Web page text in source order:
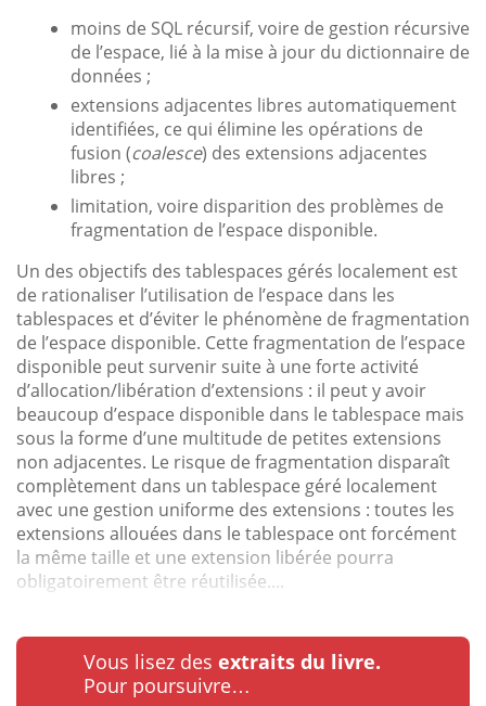
moins de SQL récursif, voire de gestion récursive
de l’espace, lié à la mise à jour du dictionnaire de
données ;
extensions adjacentes libres automatiquement
identifiées, ce qui élimine les opérations de
fusion (coalesce) des extensions adjacentes
libres ;
limitation, voire disparition des problèmes de
fragmentation de l’espace disponible.
Un des objectifs des tablespaces gérés localement est
de rationaliser l’utilisation de l’espace dans les
tablespaces et d’éviter le phénomène de fragmentation
de l’espace disponible. Cette fragmentation de l’espace
disponible peut survenir suite à une forte activité
d’allocation/libération d’extensions : il peut y avoir
beaucoup d’espace disponible dans le tablespace mais
sous la forme d’une multitude de petites extensions
non adjacentes. Le risque de fragmentation disparaît
complètement dans un tablespace géré localement
avec une gestion uniforme des extensions : toutes les
extensions allouées dans le tablespace ont forcément
la même taille et une extension libérée pourra
obligatoirement être réutilisée....
Vous lisez des extraits du livre.
Pour poursuivre…